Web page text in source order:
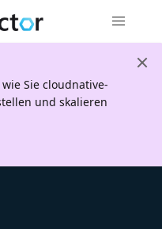
Sie cloudnative-
und skalieren